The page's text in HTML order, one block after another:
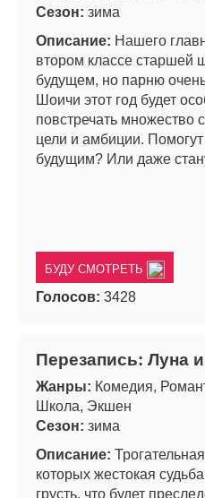
Сезон: зима
Описание: Нашего
втором классе старшей
будущем, но парню
Шоичи этот год будет
повстречать множество
цели и амбиции.
будущим? Или даже
БУДУ СМОТРЕТЬ
Голосов: 3428
Перезапись: Луна
Жанры: Комедия,
Школа, Экшен
Сезон: зима
Описание:
которых жестокая
грусть, что будет